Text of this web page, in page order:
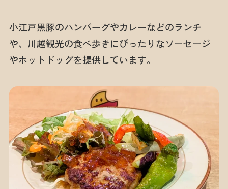
小江戸黒豚のハンバーグやカレーなどのランチ
や、川越観光の食べ歩きにぴったりなソーセージ
やホットドッグを提供しています。